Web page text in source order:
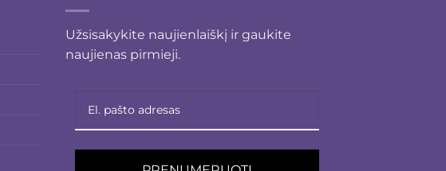
Užsisakykite naujienlaiškį ir gaukite
naujienas pirmieji.